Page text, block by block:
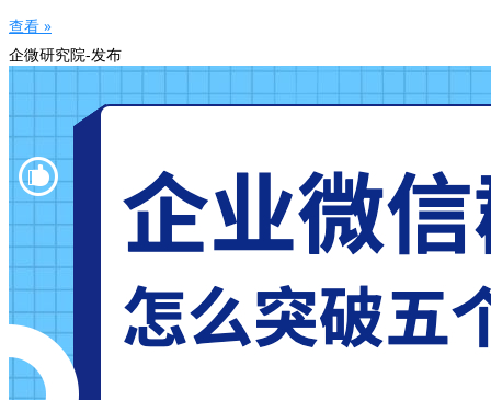
查看 »
企微研究院-发布